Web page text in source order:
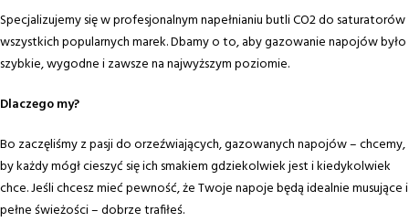
Specjalizujemy się w profesjonalnym napełnianiu butli CO2 do saturatorów
wszystkich popularnych marek. Dbamy o to, aby gazowanie napojów było
szybkie, wygodne i zawsze na najwyższym poziomie.
Dlaczego my?
Bo zaczęliśmy z pasji do orzeźwiających, gazowanych napojów – chcemy,
by każdy mógł cieszyć się ich smakiem gdziekolwiek jest i kiedykolwiek
chce. Jeśli chcesz mieć pewność, że Twoje napoje będą idealnie musujące i
pełne świeżości – dobrze trafiłeś.